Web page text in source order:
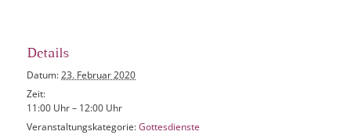
Details
Datum: 23. Februar 2020
Zeit:
11:00 Uhr – 12:00 Uhr
Veranstaltungskategorie: Gottesdienste